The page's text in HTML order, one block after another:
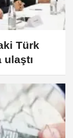
Türk
ulaştı